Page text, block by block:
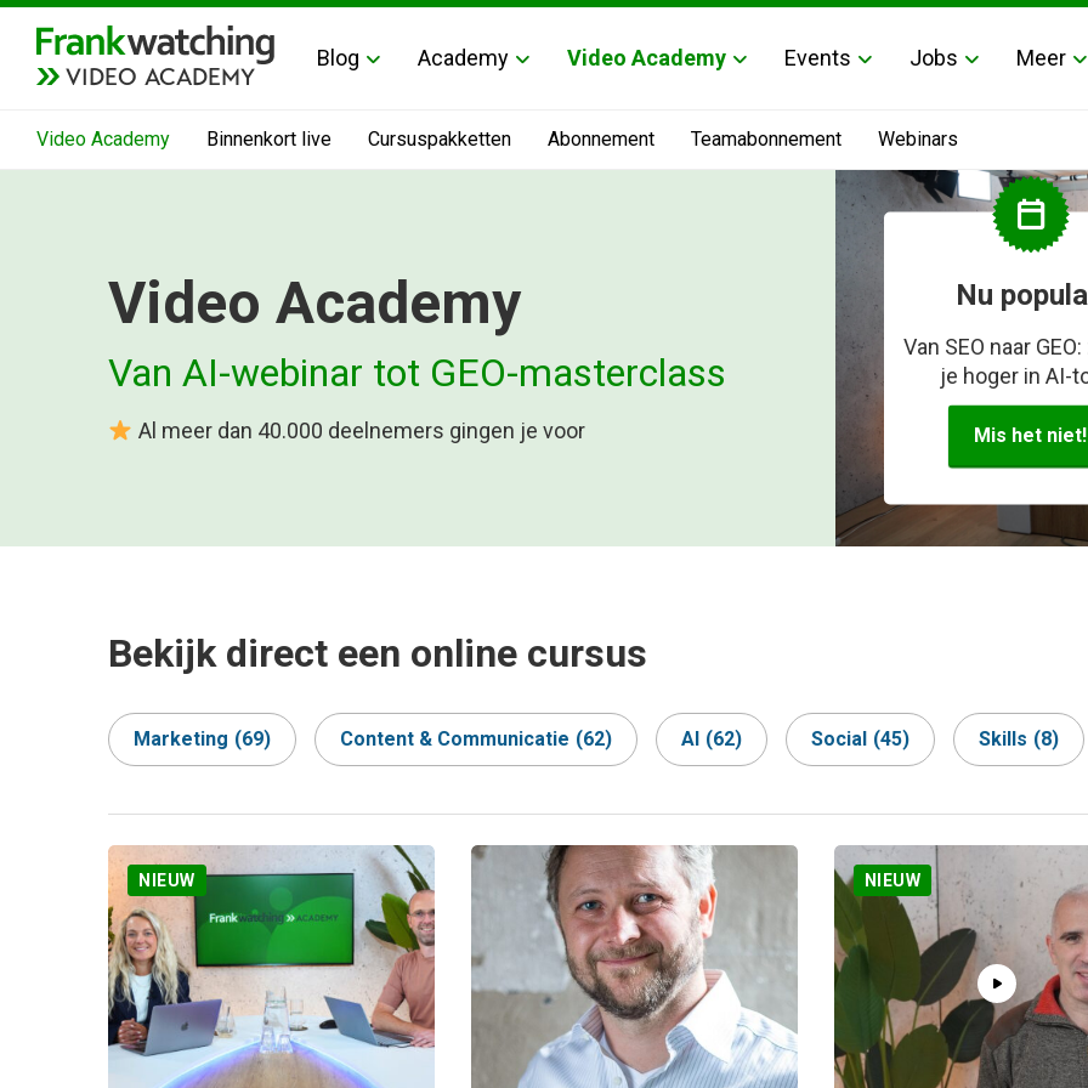
VIDEO ACADEMY
Blog Academy Video Academy Events Jobs Meer
Video Academy Binnenkort live Cursuspakketten Abonnement Teamabonnement Webinars
Video Academy
Van AI-webinar tot GEO-masterclass
Al meer dan 40.000 deelnemers gingen je voor
calendar_today
Nu
Van SEO naar
je hoger in AI-
Mis het niet!
Bekijk direct een online cursus
Marketing (69) Content & Communicatie (62) AI (62) Social (45) Skills (8)
NIEUW NIEUW